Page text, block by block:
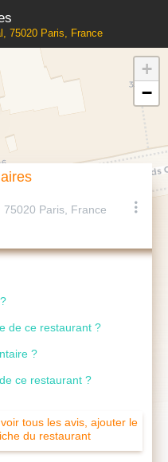
75020 Paris, France
Paris, France
de ce restaurant ?
?
ce restaurant ?
tous les avis, ajouter le
du restaurant
+
−